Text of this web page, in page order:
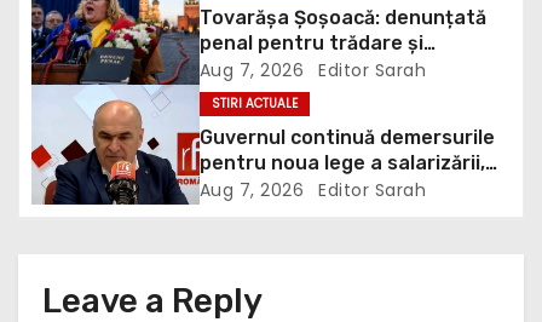
g
a
i
n
Tovarășa Șoșoacă: denunțată
penal pentru trădare și
comunicarea de informații false
Aug 7, 2026 Editor Sarah
STIRI ACTUALE
Guvernul continuă demersurile
pentru noua lege a salarizării,
deși sindicatele se opun
Aug 7, 2026 Editor Sarah
Leave a Reply